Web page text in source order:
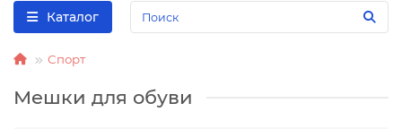
Каталог
Спорт
Мешки для обуви